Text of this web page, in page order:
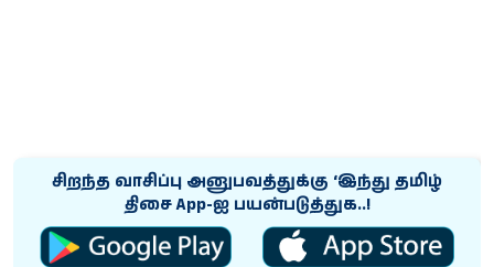
சிறந்த வாசிப்பு அனுபவத்துக்கு ‘இந்து தமிழ்
திசை App-ஐ பயன்படுத்துக..!